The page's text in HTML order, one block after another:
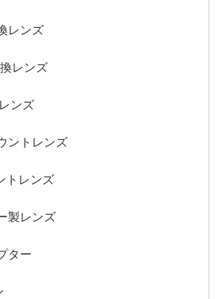
レンズ
レンズ
ンズ
ントレンズ
トレンズ
製レンズ
ター